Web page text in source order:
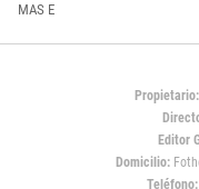
MAS E
Propietario:
Editor
Domicilio:
Teléfono: